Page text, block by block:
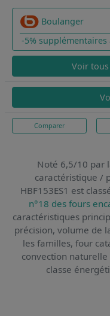
Boulanger
-5% supplémentaires
Voir
Comparer
Noté 6,5/10 par
caractéristique /
HBF153ES1 est
n°18 des fours
caractéristiques
précision, volume de
les familles, four
convection
classe